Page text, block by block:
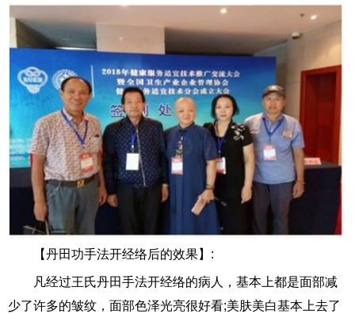
【丹田功手法开经络后的效果】:
凡经过王氏丹田手法开经络的病人，基本上都是面部减
少了许多的皱纹，面部色泽光亮很好看;美肤美白基本上去了